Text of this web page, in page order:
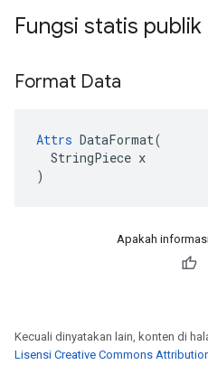
Fungsi statis publik
Format Data
Attrs DataFormat(
  StringPiece x
)
Apakah
Kecuali dinyatakan lain, konten di
Lisensi Creative Commons